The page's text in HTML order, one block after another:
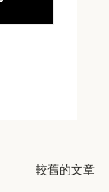
較舊的文章